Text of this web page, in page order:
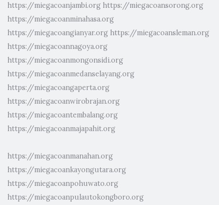
https://miegacoanjambi.org https://miegacoansorong.org
https://miegacoanminahasa.org
https://miegacoangianyar.org https://miegacoansleman.org
https://miegacoannagoya.org
https://miegacoanmongonsidi.org
https://miegacoanmedanselayang.org
https://miegacoangaperta.org
https://miegacoanwirobrajan.org
https://miegacoantembalang.org
https://miegacoanmajapahit.org
https://miegacoanmanahan.org
https://miegacoankayongutara.org
https://miegacoanpohuwato.org
https://miegacoanpulautokongboro.org